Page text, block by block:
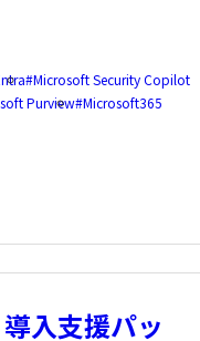
Microsoft Security Copilot
Purview Microsoft365
入支援パッ